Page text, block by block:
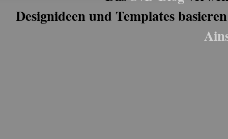
Designideen und Templates